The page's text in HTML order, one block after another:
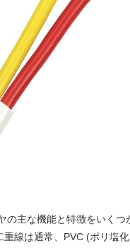
の主な機能と特徴をいくつ
重線は通常、PVC (ポリ塩